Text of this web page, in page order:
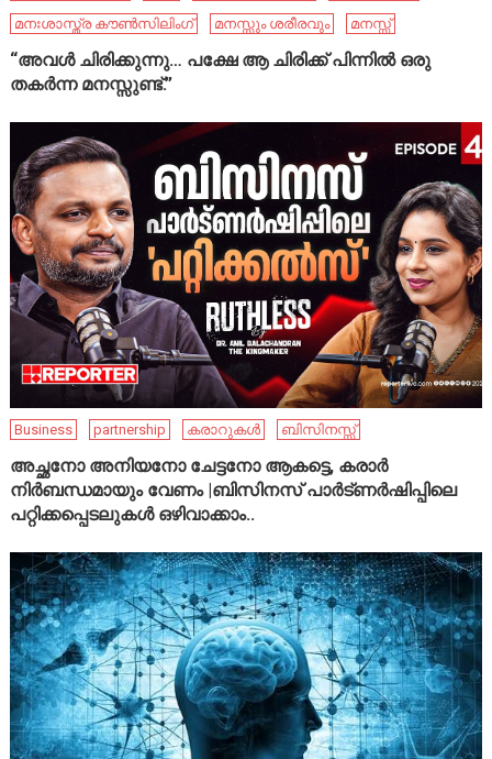
മനഃശാസ്ത്ര കൗൺസിലിംഗ്
മനസ്സും ശരീരവും മനസ്സ്
“അവൾ ചിരിക്കുന്നു… പക്ഷേ ആ ചിരിക്ക് പിന്നിൽ ഒരു
തകർന്ന മനസ്സുണ്ട്.”
Business partnership കരാറുകൾ ബിസിനസ്സ്
അച്ഛനോ അനിയനോ ചേട്ടനോ ആകട്ടെ, കരാർ
നിർബന്ധമായും വേണം |ബിസിനസ് പാർട്ണർഷിപ്പിലെ
പറ്റിക്കപ്പെടലുകൾ ഒഴിവാക്കാം..